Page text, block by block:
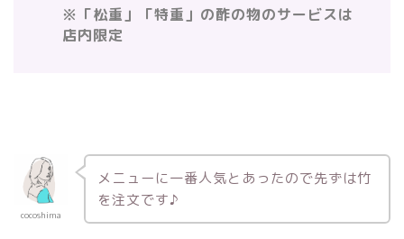
※ 「松重」「特重」の酢の物のサービスは
店内限定
cocoshima
メニューに一番人気とあったので先ずは竹
を注文です♪